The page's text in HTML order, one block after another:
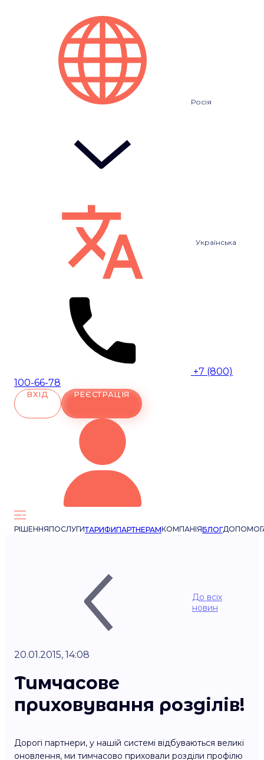
Росія
Українська
+7 (800)
100-66-78
ВХІД РЕЄСТРАЦІЯ
РІШЕННЯПОСЛУГИТАРИФИПАРТНЕРАМКОМПАНІЯБЛОГ
До всіх
новин
20.01.2015, 14:08
Тимчасове
приховування розділів!
Дорогі партнери, у нашій системі відбуваються великі
оновлення, ми тимчасово приховали розділи профілю